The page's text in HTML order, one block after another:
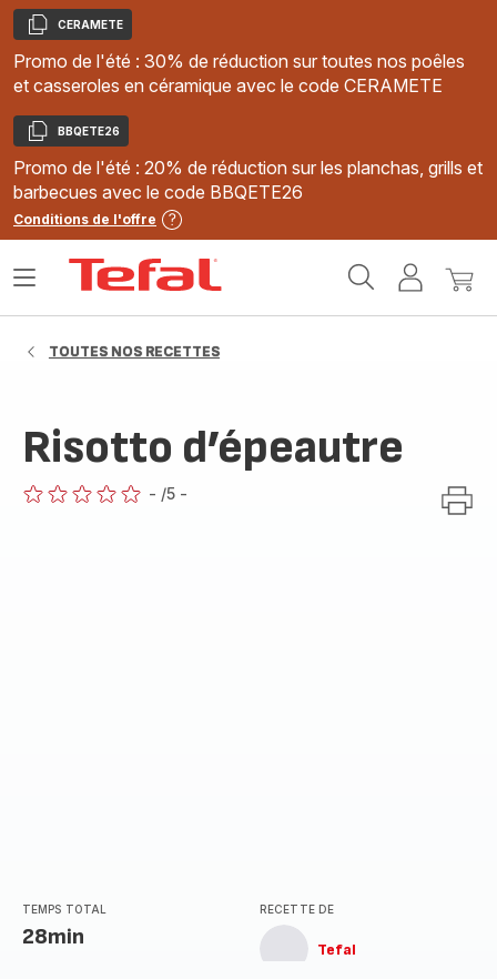
Copier
CERAMETE
Promo de l'été : 30% de réduction sur toutes nos poêles
et casseroles en céramique avec le code CERAMETE
Copier
BBQETE26
Promo de l'été : 20% de réduction sur les planchas, grills et
barbecues avec le code BBQETE26
Conditions de l'offre
MonMon
Ouvrir
TOUTES NOS RECETTES
Risotto d’épeautre
- /5 -
TEMPS TOTAL
28min
RECETTE DE
Tefal